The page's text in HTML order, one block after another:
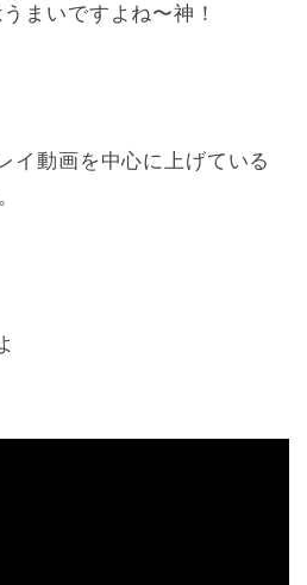
うまいですよね〜神！
イ動画を中心に上げている